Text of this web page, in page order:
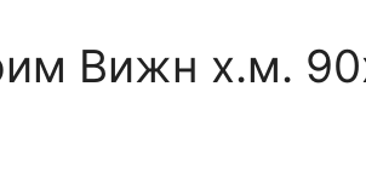
Вижн х.м.